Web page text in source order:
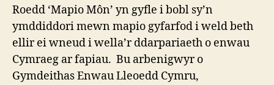
Roedd ‘Mapio Môn’ yn gyfle i bobl sy’n
ymddiddori mewn mapio gyfarfod i weld beth
ellir ei wneud i wella’r ddarpariaeth o enwau
Cymraeg ar fapiau. Bu arbenigwyr o
Gymdeithas Enwau Lleoedd Cymru,